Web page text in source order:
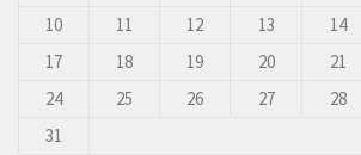
10
11 12 13 14
17
18 19 20 21
24
25 26 27 28
31